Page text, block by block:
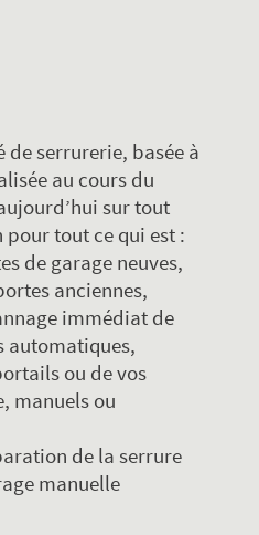
de serrurerie, basée à
au cours du
sur tout
pour tout ce qui est :
de garage neuves,
anciennes,
immédiat de
automatiques,
ou de vos
manuels ou
de la serrure
manuelle